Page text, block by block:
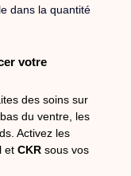
dans la quantité
votre
des soins sur
bas du ventre, les
Activez les
et CKR sous vos